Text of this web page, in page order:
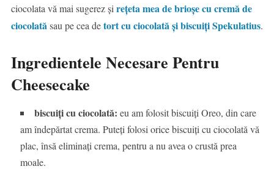
ciocolata vă mai sugerez și rețeta mea de brioșe cu cremă de
ciocolatăsau pe cea detort cu ciocolată și biscuiți Spekulatius.
Ingredientele Necesare Pentru
Cheesecake
biscuiți cu ciocolată: eu am folosit biscuiți Oreo, din care
am îndepărtat crema. Puteți folosi orice biscuiți cu ciocolată vă
plac, însă eliminați crema, pentru a nu avea o crustă prea
moale.